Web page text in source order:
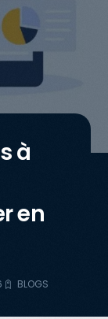
à
en
BLOGS